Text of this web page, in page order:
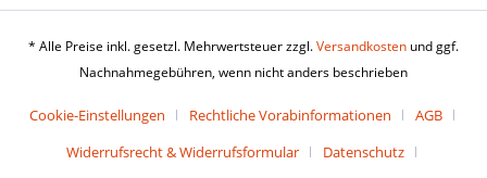
* Alle Preise inkl. gesetzl. Mehrwertsteuer zzgl.Versandkosten und ggf.
Nachnahmegebühren, wenn nicht anders beschrieben
Cookie-Einstellungen Rechtliche Vorabinformationen
AGB
Widerrufsrecht & Widerrufsformular
Datenschutz